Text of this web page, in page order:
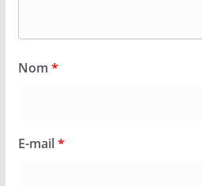
Nom *
E-mail*